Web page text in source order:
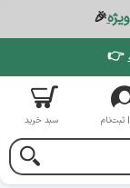
🎉
👉
ثبت‌نام سبد خرید